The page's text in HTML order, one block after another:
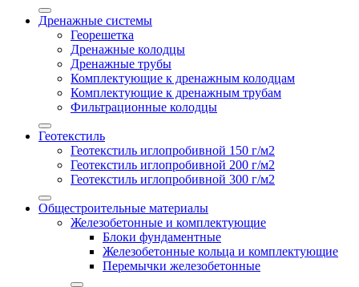
Дренажные системы
Георешетка
Дренажные колодцы
Дренажные трубы
Комплектующие к дренажным колодцам
Комплектующие к дренажным трубам
Фильтрационные колодцы
Геотекстиль
Геотекстиль иглопробивной 150 г/м2
Геотекстиль иглопробивной 200 г/м2
Геотекстиль иглопробивной 300 г/м2
Общестроительные материалы
Железобетонные и комплектующие
Блоки фундаментные
Железобетонные кольца и комплектующие
Перемычки железобетонные